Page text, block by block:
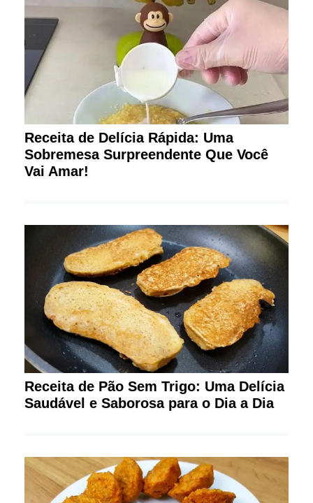
Receita de Delícia Rápida: Uma
Sobremesa Surpreendente Que Você
Vai Amar!
Receita de Pão Sem Trigo: Uma Delícia
Saudável e Saborosa para o Dia a Dia